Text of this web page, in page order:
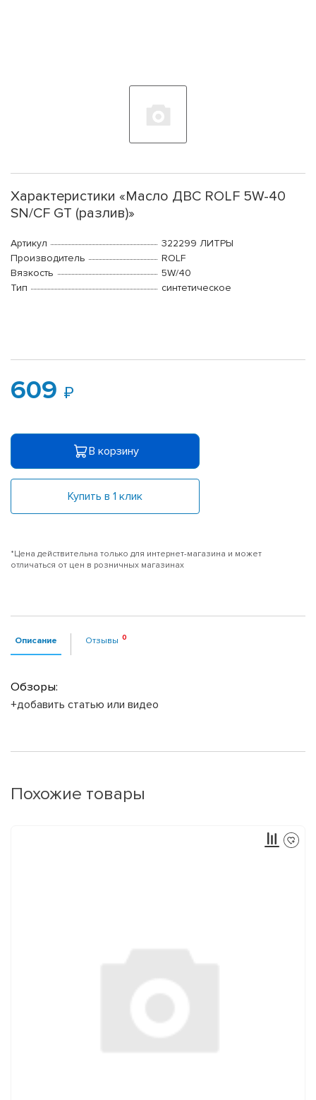
Характеристики «Масло ДВС ROLF 5W-40
SN/CF GT (разлив)»
Артикул
322299 ЛИТРЫ
Производитель
ROLF
Вязкость
5W/40
Тип
синтетическое
609
В корзину
Купить в 1 клик
*Цена действительна только для интернет-магазина и может
отличаться от цен в розничных магазинах
Описание Отзывы
Обзоры:
+добавить статью или видео
Похожие товары